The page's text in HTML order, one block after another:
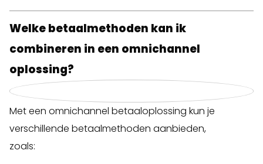
Welke betaalmethoden kan ik
combineren in een omnichannel
oplossing?
Met een omnichannel betaaloplossing kun je
verschillende betaalmethoden aanbieden,
zoals: